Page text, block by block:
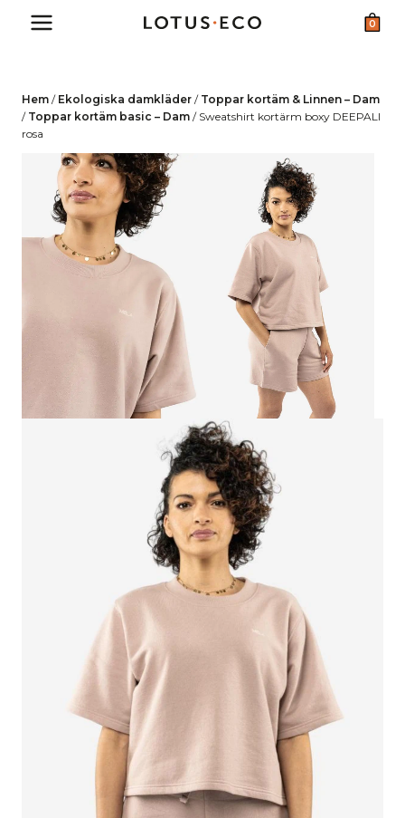
0
Hem / Ekologiska damkläder / Toppar kortäm & Linnen – Dam
/ Toppar kortäm basic – Dam / Sweatshirt kortärm boxy DEEPALI
rosa